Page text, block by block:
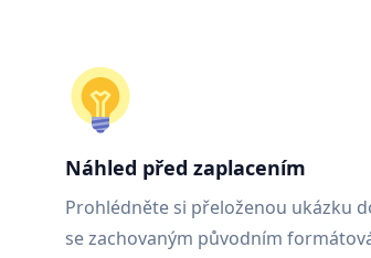
Náhled před zaplacením
Prohlédněte si přeloženou ukázku
se zachovaným původním